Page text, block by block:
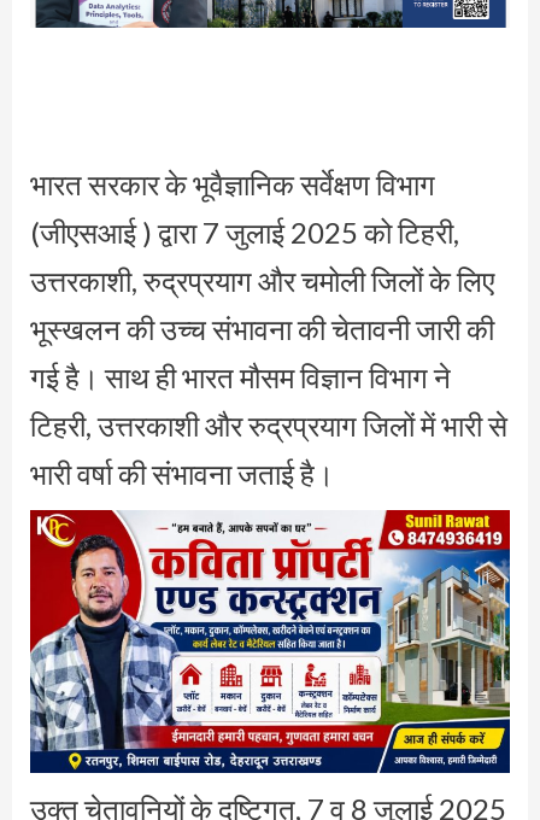
भारत सरकार के भूवैज्ञानिक सर्वेक्षण विभाग
(जीएसआई ) द्वारा 7 जुलाई 2025 को टिहरी,
उत्तरकाशी, रुद्रप्रयाग और चमोली जिलों के लिए
भूस्खलन की उच्च संभावना की चेतावनी जारी की
गई है। साथ ही भारत मौसम विज्ञान विभाग ने
टिहरी, उत्तरकाशी और रुद्रप्रयाग जिलों में भारी से
भारी वर्षा की संभावना जताई है।
उक्त चेतावनियों के दृष्टिगत, 7 व 8 जुलाई 2025